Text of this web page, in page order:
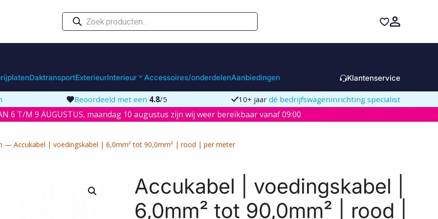
Producten
zoeken
DaktransportExterieurInterieur Accessoires/onderdelenAanbiedingen Klantenservice
Beoordeeld met een 4.8/5 10+ jaar dé bedrijfswageninrichting specialist
6 T/M 9 AUGUSTUS, maandag 10 augustus zijn wij weer bereikbaar vanaf 09:00
—Accukabel | voedingskabel | 6,0mm² tot 90,0mm² | rood | per meter
Accukabel | voedingskabel |
6,0mm² tot 90,0mm² | rood |